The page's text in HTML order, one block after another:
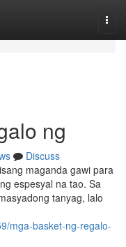
ng
Discuss
maganda gawi para
espesyal na tao. Sa
tanyag, lalo
mga-basket-ng-regalo-